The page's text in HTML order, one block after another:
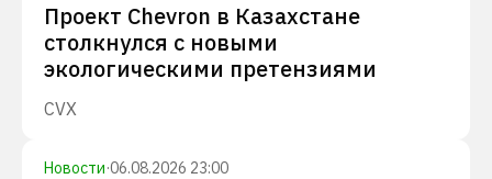
Проект Chevron в Казахстане
столкнулся с новыми
экологическими претензиями
CVX
Новости·06.08.2026 23:00